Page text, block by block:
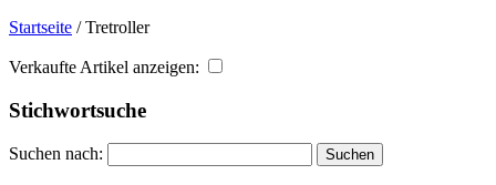
Startseite /Tretroller
Verkaufte Artikel anzeigen:
Stichwortsuche
Suchen nach: